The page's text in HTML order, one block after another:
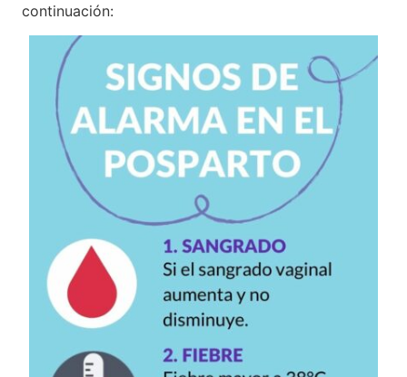
continuación: